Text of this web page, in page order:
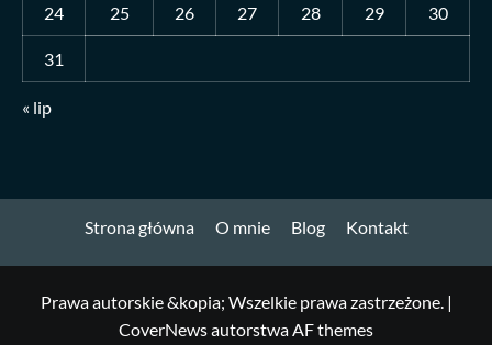
24 25 26 27 28 29 30
31
« lip
Strona główna O mnie Blog Kontakt
Prawa autorskie &kopia; Wszelkie prawa zastrzeżone. |
CoverNewsautorstwa AF themes